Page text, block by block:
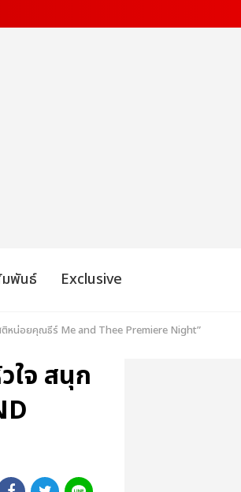
มพันธ์ Exclusive
ติหน่อยคุณธีร์ Me and Thee Premiere Night”
ใจ สนุก